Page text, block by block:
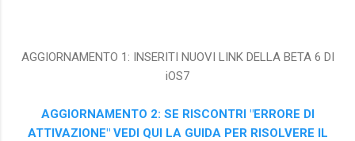
AGGIORNAMENTO 1: INSERITI NUOVI LINK DELLA BETA 6 DI
iOS7
AGGIORNAMENTO 2: SE RISCONTRI "ERRORE DI
ATTIVAZIONE" VEDI QUI LA GUIDA PER RISOLVERE IL